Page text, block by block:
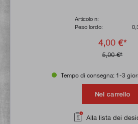
Articolo n:
Peso lordo:
4,00 €*
5,00 €*
Tempo di consegna: 1-3
Nel carrello
Alla lista dei